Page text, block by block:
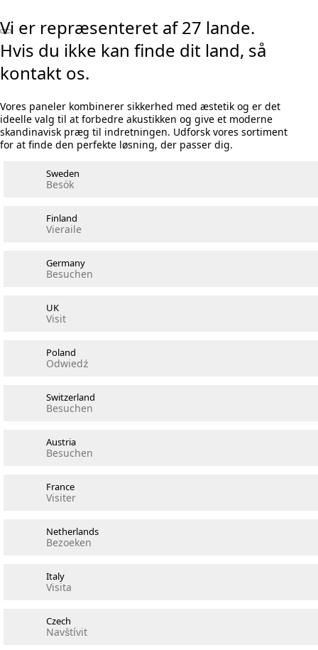
Vi er repræsenteret af 27 lande.
Hvis du ikke kan finde dit land, så
kontakt os.
Vores paneler kombinerer sikkerhed med æstetik og er det
ideelle valg til at forbedre akustikken og give et moderne
skandinavisk præg til indretningen. Udforsk vores sortiment
for at finde den perfekte løsning, der passer dig.
Sweden
Besök
Finland
Vieraile
Germany
Besuchen
UK
Visit
Poland
Odwiedź
Switzerland
Besuchen
Austria
Besuchen
France
Visiter
Netherlands
Bezoeken
Italy
Visita
Czech
Navštívit